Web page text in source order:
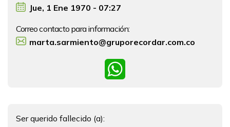
Jue, 1 Ene 1970 - 07:27
Correo contacto para información:
marta.sarmiento@gruporecordar.com.co
Ser querido fallecido (a):